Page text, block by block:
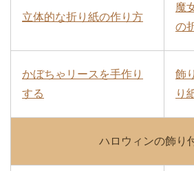
立体的な折り紙の作り方
魔
の
かぼちゃリースを手作り
する
飾
り
ハロウィンの飾り